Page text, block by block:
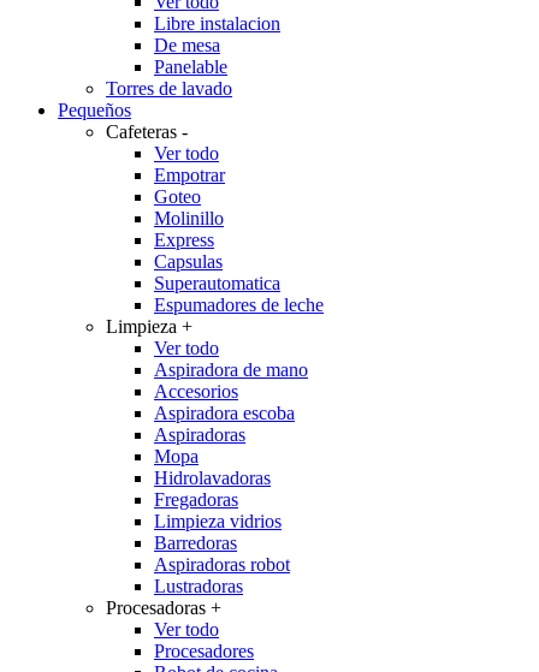
Libre instalacion
De mesa
Panelable
Torres de lavado
Pequeños
Cafeteras -
Ver todo
Empotrar
Goteo
Molinillo
Express
Capsulas
Superautomatica
Espumadores de leche
Limpieza +
Ver todo
Aspiradora de mano
Accesorios
Aspiradora escoba
Aspiradoras
Mopa
Hidrolavadoras
Fregadoras
Limpieza vidrios
Barredoras
Aspiradoras robot
Lustradoras
Procesadoras +
Ver todo
Procesadores